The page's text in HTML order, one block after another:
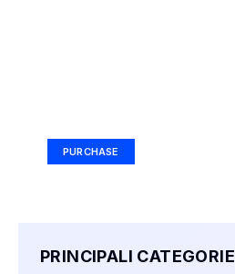
PURCHASE
PRINCIPALI CATEGORIE